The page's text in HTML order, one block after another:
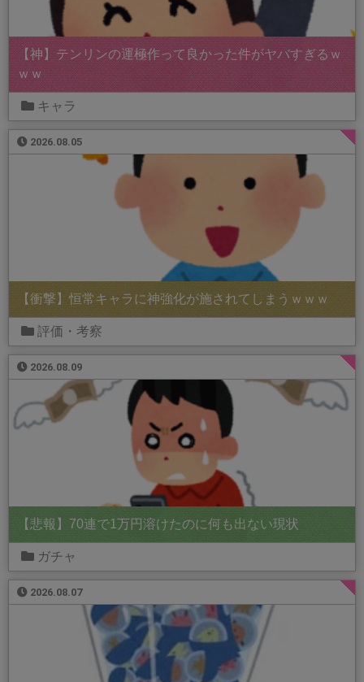
【神】テンリンの運極作って良かった件がヤバすぎるｗ
ｗｗ
キャラ
2026.08.05
【衝撃】恒常キャラに神強化が施されてしまうｗｗｗ
評価・考察
2026.08.09
【悲報】70連で1万円溶けたのに何も出ない現状
ガチャ
2026.08.07